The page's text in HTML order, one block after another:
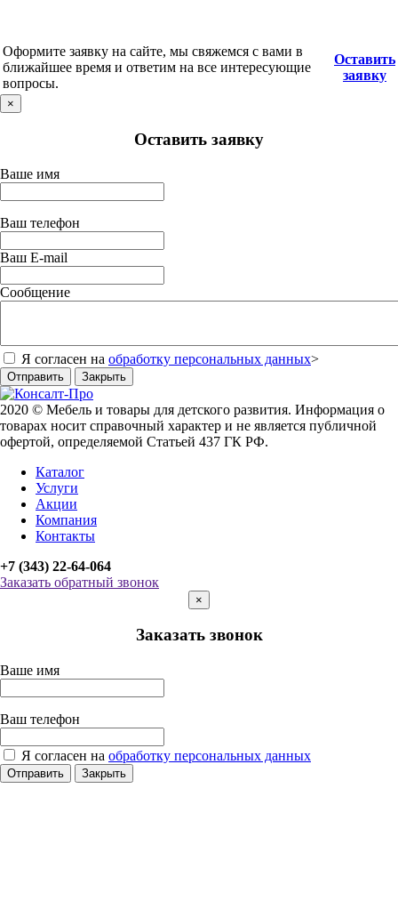
Оформите заявку на сайте, мы свяжемся с вами в
ближайшее время и ответим на все интересующие
вопросы.
Оставить
заявку
×
Оставить заявку
Ваше имя
Ваш телефон
Ваш E-mail
Сообщение
Я согласен на обработку персональных данных>
Отправить Закрыть
2020 © Мебель и товары для детского развития. Информация о
товарах носит справочный характер и не является публичной
офертой, определяемой Статьей 437 ГК РФ.
Каталог
Услуги
Акции
Компания
Контакты
+7 (343) 22-64-064
Заказать обратный звонок
×
Заказать звонок
Ваше имя
Ваш телефон
Я согласен на обработку персональных данных
Отправить Закрыть